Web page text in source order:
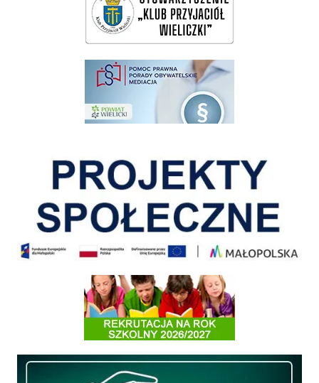
pomoc prawna wieliczka
Informacja o terminach rekrutacji na rok szkolny 2026/2027
Międzyzakładowa Kasa Zapomogowo - Pożyczkowa